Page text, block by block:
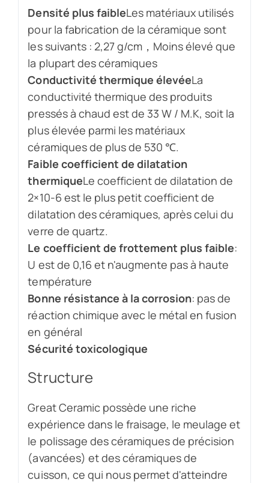
Densité plus faibleLes matériaux utilisés
pour la fabrication de la céramique sont
les suivants : 2,27 g/cm，Moins élevé que
la plupart des céramiques
Conductivité thermique élevéeLa
conductivité thermique des produits
pressés à chaud est de 33 W / M.K, soit la
plus élevée parmi les matériaux
céramiques de plus de 530 ℃.
Faible coefficient de dilatation
thermiqueLe coefficient de dilatation de
2×10-6 est le plus petit coefficient de
dilatation des céramiques, après celui du
verre de quartz.
Le coefficient de frottement plus faible:
U est de 0,16 et n'augmente pas à haute
température
Bonne résistance à la corrosion: pas de
réaction chimique avec le métal en fusion
en général
Sécurité toxicologique
Structure
Great Ceramic possède une riche
expérience dans le fraisage, le meulage et
le polissage des céramiques de précision
(avancées) et des céramiques de
cuisson, ce qui nous permet d'atteindre